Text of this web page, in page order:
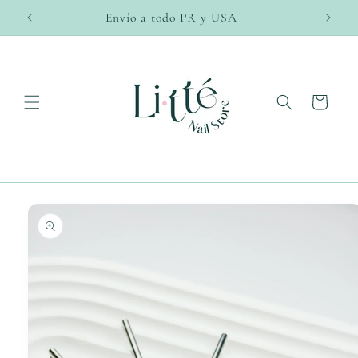
directamente
al contenido
Envío a todo PR y USA
Carrito
Ir
directamente
información
del producto